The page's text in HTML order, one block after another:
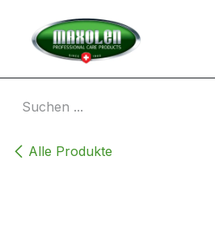
Alle Produkte